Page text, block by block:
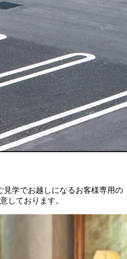
見学でお越しになるお客様専用の
しております。